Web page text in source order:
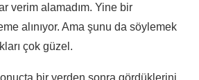
verim alamadım. Yine bir
alınıyor. Ama şunu da söylemek
çok güzel.
bir yerden sonra gördüklerini